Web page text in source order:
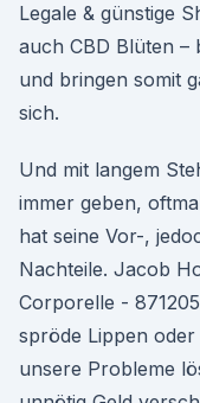
Legale & günstige
auch CBD Blüten –
und bringen somit
sich.
Und mit langem
immer geben,
hat seine Vor-,
Nachteile. Jacob
Corporelle -
spröde Lippen
unsere Probleme